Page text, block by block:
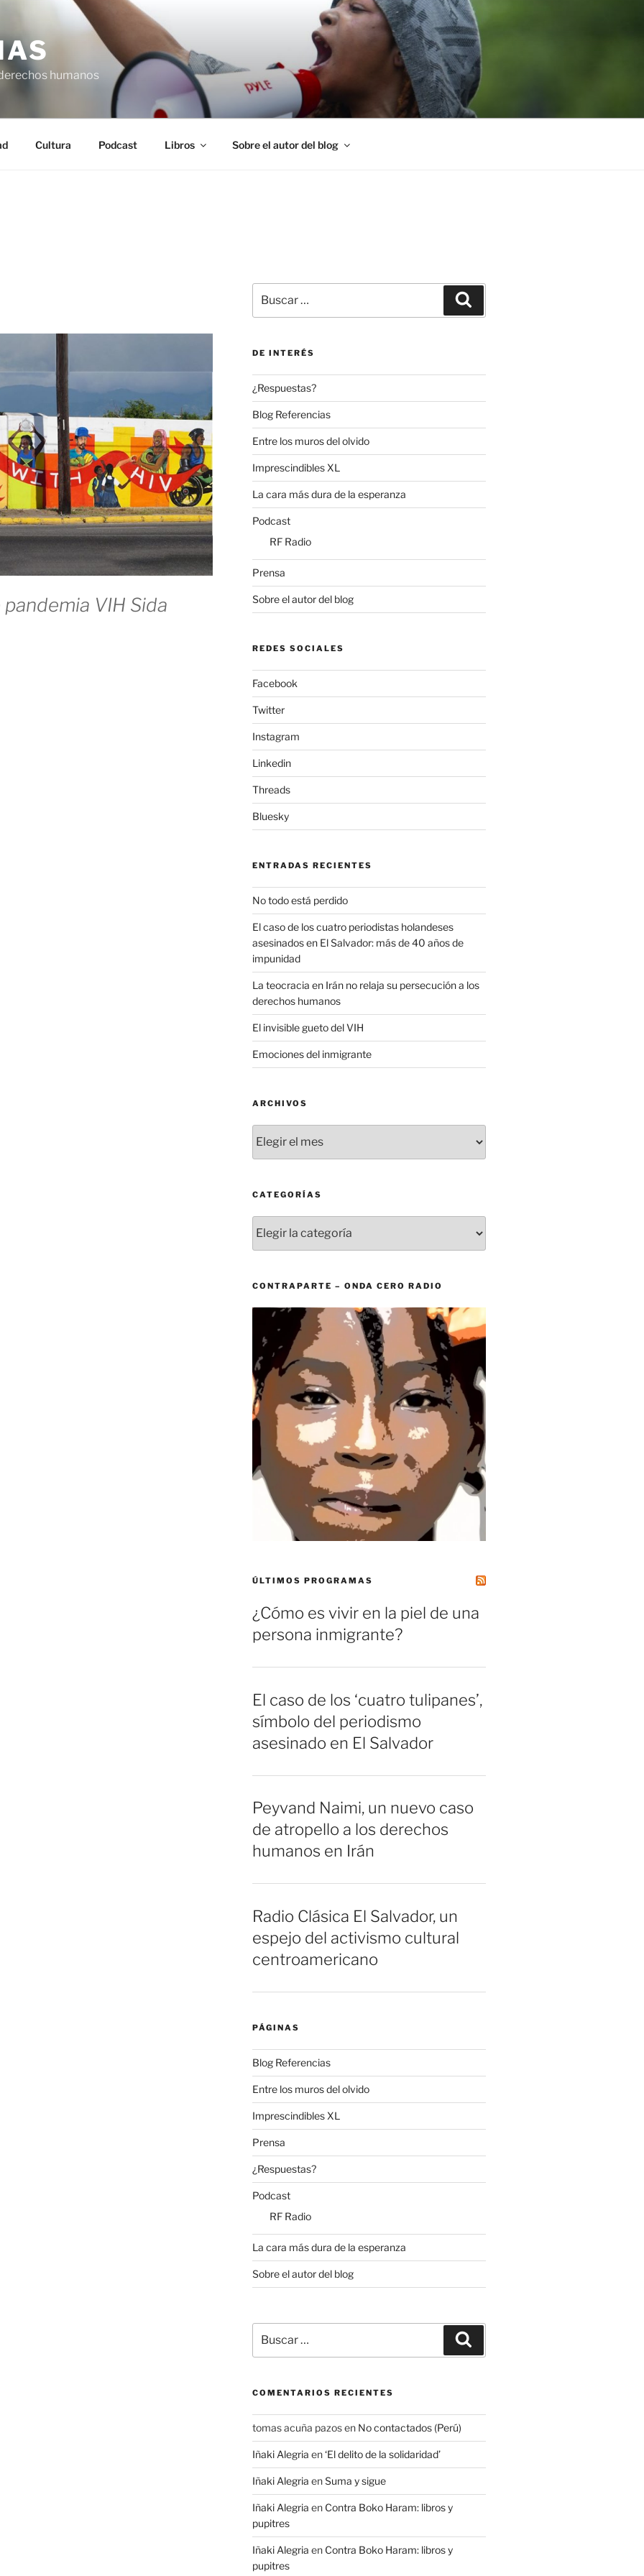
humanos
Cultura Podcast Libros Sobre el autor del blog
VIH Sida
por:
DE INTERÉS
¿Respuestas?
Blog Referencias
Entre los muros del olvido
Imprescindibles XL
La cara más dura de la esperanza
Podcast
RF Radio
Prensa
Sobre el autor del blog
REDES SOCIALES
Facebook
Twitter
Instagram
Linkedin
Threads
Bluesky
ENTRADAS RECIENTES
No todo está perdido
El caso de los cuatro periodistas holandeses
asesinados en El Salvador: más de 40 años de
impunidad
La teocracia en Irán no relaja su persecución a los
derechos humanos
El invisible gueto del VIH
Emociones del inmigrante
ARCHIVOS
CATEGORÍAS
CONTRAPARTE – ONDA CERO RADIO
ÚLTIMOS PROGRAMAS
¿Cómo es vivir en la piel de una
persona inmigrante?
El caso de los ‘cuatro tulipanes’,
símbolo del periodismo
asesinado en El Salvador
Peyvand Naimi, un nuevo caso
de atropello a los derechos
humanos en Irán
Radio Clásica El Salvador, un
espejo del activismo cultural
centroamericano
PÁGINAS
Blog Referencias
Entre los muros del olvido
Imprescindibles XL
Prensa
¿Respuestas?
Podcast
RF Radio
La cara más dura de la esperanza
Sobre el autor del blog
por:
COMENTARIOS RECIENTES
tomas acuña pazosen No contactados (Perú)
Iñaki Alegria en‘El delito de la solidaridad’
Iñaki Alegria enSuma y sigue
Iñaki Alegria en Contra Boko Haram: libros y
pupitres
Iñaki Alegria en Contra Boko Haram: libros y
pupitres